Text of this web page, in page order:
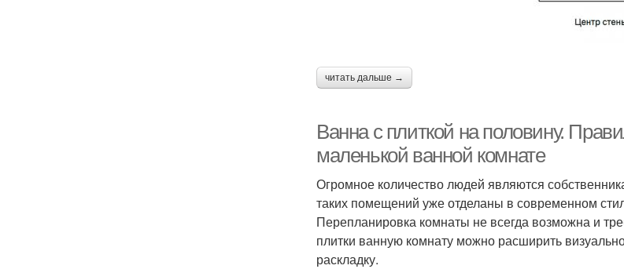
читать дальше →
Ванна с плиткой на половину.
маленькой ванной комнате
Огромное количество людей являются
таких помещений уже отделаны в современном
Перепланировка комнаты не всегда возможна и
плитки ванную комнату можно расширить
раскладку.